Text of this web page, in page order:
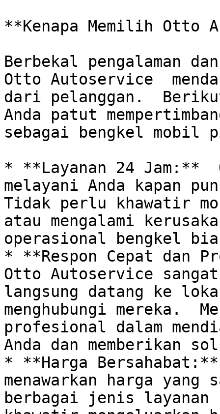
**Kenapa Memilih Otto
Berbekal pengalaman
Otto Autoservice
dari pelanggan.
Anda patut
sebagai bengkel mobil
* **Layanan 24 Jam:**
melayani Anda kapan
Tidak perlu khawatir
atau mengalami
operasional bengkel
* **Respon Cepat dan
Otto Autoservice
langsung datang ke
menghubungi mereka.
profesional dalam
Anda dan memberikan
* **Harga
menawarkan harga
berbagai jenis